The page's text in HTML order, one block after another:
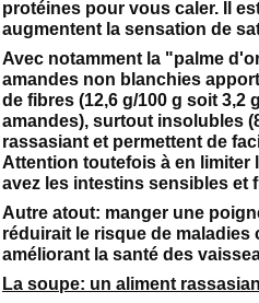
protéines pour vous caler. Il
augmentent la sensation de
Avec notamment la "palme
amandes non blanchies
de fibres (12,6 g/100 g soit 3,2
amandes), surtout insolubles
rassasiant et permettent de
Attention toutefois à en limiter
avez les intestins sensibles et
Autre atout: manger une
réduirait le risque de maladies
améliorant la santé des
La soupe: un aliment